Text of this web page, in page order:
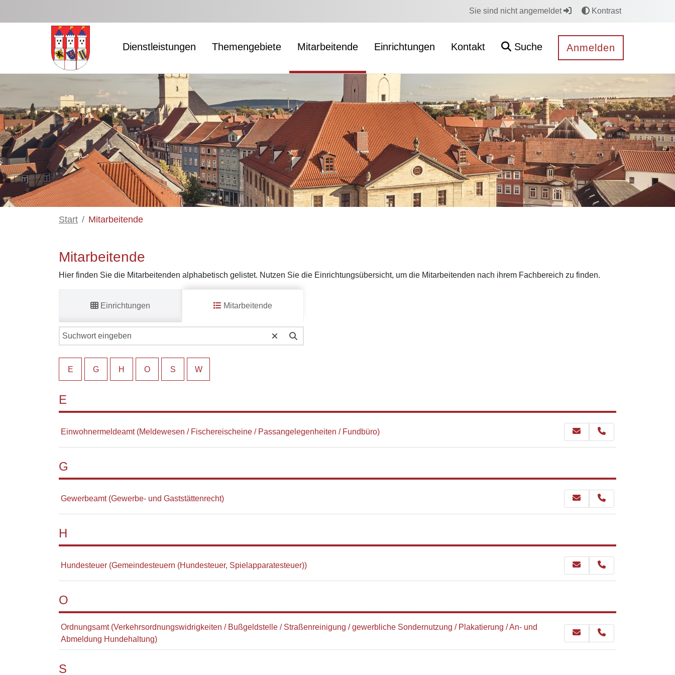
Sie sind nicht angemeldet Kontrast
Dienstleistungen Themengebiete Mitarbeitende Einrichtungen Kontakt Suche Anmelden
Start Mitarbeitende
Mitarbeitende
Hier finden Sie die Mitarbeitenden alphabetisch gelistet. Nutzen Sie die Einrichtungsübersicht, um die Mitarbeitenden nach ihrem Fachbereich zu finden.
Einrichtungen Mitarbeitende
E G H O S W
E
Einwohnermeldeamt (Meldewesen / Fischereischeine / Passangelegenheiten / Fundbüro)
G
Gewerbeamt (Gewerbe- und Gaststättenrecht)
H
Hundesteuer (Gemeindesteuern (Hundesteuer, Spielapparatesteuer))
O
Ordnungsamt (Verkehrsordnungswidrigkeiten / Bußgeldstelle / Straßenreinigung / gewerbliche Sondernutzung / Plakatierung / An- und
Abmeldung Hundehaltung)
S